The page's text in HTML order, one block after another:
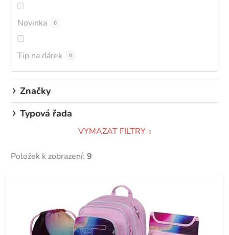
Novinka 0
Tip na dárek 0
Značky
Typová řada
VYMAZAT FILTRY
Položek k zobrazení: 9